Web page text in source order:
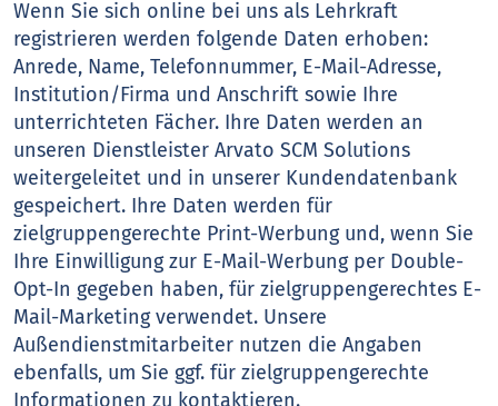
Wenn Sie sich online bei uns als Lehrkraft
registrieren werden folgende Daten erhoben:
Anrede, Name, Telefonnummer, E-Mail-Adresse,
Institution/Firma und Anschrift sowie Ihre
unterrichteten Fächer. Ihre Daten werden an
unseren Dienstleister Arvato SCM Solutions
weitergeleitet und in unserer Kundendatenbank
gespeichert. Ihre Daten werden für
zielgruppengerechte Print-Werbung und, wenn Sie
Ihre Einwilligung zur E-Mail-Werbung per Double-
Opt-In gegeben haben, für zielgruppengerechtes E-
Mail-Marketing verwendet. Unsere
Außendienstmitarbeiter nutzen die Angaben
ebenfalls, um Sie ggf. für zielgruppengerechte
Informationen zu kontaktieren.